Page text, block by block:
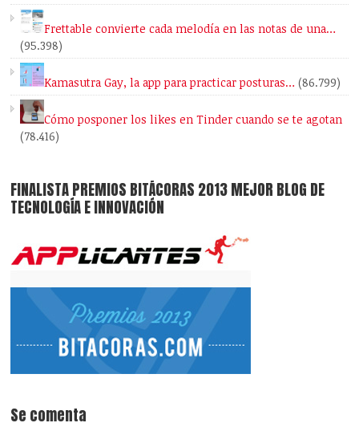
Frettable convierte cada melodía en las notas de una…
(95.398)
Kamasutra Gay, la app para practicar posturas… (86.799)
Cómo posponer los likes en Tinder cuando se te agotan
(78.416)
FINALISTA PREMIOS BITÁCORAS 2013 MEJOR BLOG DE
TECNOLOGÍA E INNOVACIÓN
Se comenta